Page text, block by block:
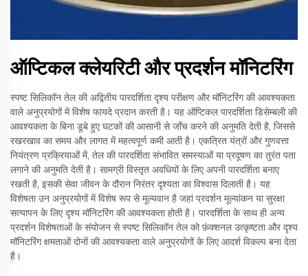
ऑप्टिकल क्लेयरिटी और प्रदर्शन मॉनिटरिंग
स्पष्ट सिलिकॉन तेल की अद्वितीय पारदर्शिता दृश्य परीक्षण और मॉनिटरिंग की आवश्यकता
वाले अनुप्रयोगों में विशेष फायदे प्रदान करती है। यह ऑप्टिकल पारदर्शिता डिसेम्बली की
आवश्यकता के बिना डूबे हुए घटकों की आसानी से जाँच करने की अनुमति देती है, जिससे
रखरखाव का समय और लागत में महत्वपूर्ण कमी आती है। एकत्रित यंत्रों और गुणवत्ता
नियंत्रण प्रक्रियाओं में, तेल की पारदर्शिता संभावित समस्याओं या प्रदूषण का तुरंत पता
लगाने की अनुमति देती है। सामग्री विस्तृत अवधियों के लिए अपनी पारदर्शिता बनाए
रखती है, इसकी सेवा जीवन के दौरान निरंतर दृश्यता का विश्वास दिलाती है। यह
विशेषता उन अनुप्रयोगों में विशेष रूप से मूल्यवान है जहां प्रदर्शन मूल्यांकन या सुरक्षा
सत्यापन के लिए दृश्य मॉनिटरिंग की आवश्यकता होती है। पारदर्शिता के साथ ही अन्य
प्रदर्शन विशेषताओं के संयोजन से स्पष्ट सिलिकॉन तेल को फ़ंक्शनल उत्कृष्टता और दृश्य
मॉनिटरिंग क्षमताओं दोनों की आवश्यकता वाले अनुप्रयोगों के लिए आदर्श विकल्प बना देता
है।